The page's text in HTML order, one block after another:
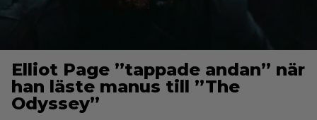
Elliot Page ”tappade andan” när
han läste manus till ”The
Odyssey”